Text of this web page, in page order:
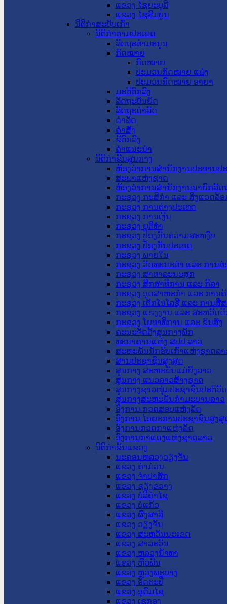
ແຂວງ ໄຊຍະບູລີ
ແຂວງ ໄຊສົມບູນ
ນິຕິກໍາສະບັບເກົ່າ
ນິຕິກຳຕາມປະເພດ
ລັດຖະທໍາມະນູນ
ກົດໝາຍ
ກົດໝາຍ
ປະມວນກົດໝາຍ ແພ່ງ
ປະມວນກົດໝາຍ ອາຍາ
ມະຕິຕົກລົງ
ລັດຖະບັນຍັດ
ລັດຖະດໍາລັດ
ດໍາລັດ
ຄໍາສັ່ງ
ຂໍ້ຕົກລົງ
ຄໍາແນະນໍາ
ນິຕິກໍາຂັ້ນສູນກາງ
ຫ້ອງວ່າການສໍານັກງານປະທານປ
ສະພາແຫ່ງຊາດ
ຫ້ອງວ່າການສຳນັກງານນາຍົກລັດ
ກະຊວງ ກະສິກຳ ແລະ ສິ່ງແວດລ້ອ
ກະຊວງ ການຕ່າງປະເທດ
ກະຊວງ ການເງິນ
ກະຊວງ ຍຸຕິທໍາ
ກະຊວງ ປ້ອງກັນຄວາມສະຫງົບ
ກະຊວງ ປ້ອງກັນປະເທດ
ກະຊວງ ພາຍໃນ
ກະຊວງ ວັດທະນະທຳ ແລະ ການທ່
ກະຊວງ ສາທາລະນະສຸກ
ກະຊວງ ສຶກສາທິການ ແລະ ກິລາ
ກະຊວງ ອຸດສາຫະກຳ ແລະ ການຄ້
ກະຊວງ ເຕັກໂນໂລຊີ ແລະ ການສື່
ກະຊວງ ແຮງງານ ແລະ ສະຫວັດ
ກະຊວງ ໂຍທາທິການ ແລະ ຂົນສົ່ງ
ຄະນະຈັດຕັ້ງສູນກາງພັກ
ທະນາຄານແຫ່ງ ສປປ ລາວ
ສະຫະພັນນັກຮົບເກົ່າແຫ່ງຊາດລາ
ສານປະຊາຊົນສູງສຸດ
ສູນກາງ ສະຫະພັນແມ່ຍິງລາວ
ສູນກາງ ແນວລາວສ້າງຊາດ
ສູນກາງຊາວໜຸ່ມປະຊາຊົນປະຕິວັ
ສູນກາງສະຫະພັນກຳມະບານລາວ
ອົງການ ກວດສອບແຫ່ງລັດ
ອົງການ ໄອຍະການປະຊາຊົນສູງສຸ
ອົງການກວດກາແຫ່ງລັດ
ອົງການກາແດງແຫ່ງຊາດລາວ
ນິຕິກໍາຂັ້ນແຂວງ
ນະ​ຄອນ​ຫລວງວຽງຈັນ
ແຂວງ ຄໍາມ່ວນ
ແຂວງ ຈໍາປາສັກ
ແຂວງ ຊຽງຂວາງ
ແຂວງ ບໍລິຄໍາໄຊ
ແຂວງ ບໍ່ແກ້ວ
ແຂວງ ຜົ້ງສາລີ
ແຂວງ ວຽງຈັນ
ແຂວງ ສະຫວັນນະເຂດ
ແຂວງ ສາລະວັນ
ແຂວງ ຫລວງນໍ້າທາ
ແຂວງ ຫົວພັນ
ແຂວງ ຫຼວງພະບາງ
ແຂວງ ອັດຕະປື
ແຂວງ ອຸດົມໄຊ
ແຂວງ ເຊກອງ